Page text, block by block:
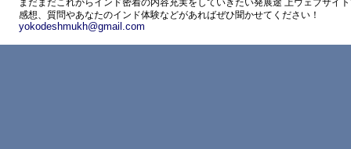
まだまだこれからインド密着の内容充実をしていきたい発展途 上ウェブサイ
感想、質問やあなたのインド体験などがあればぜひ聞かせてください！
yokodeshmukh@gmail.com